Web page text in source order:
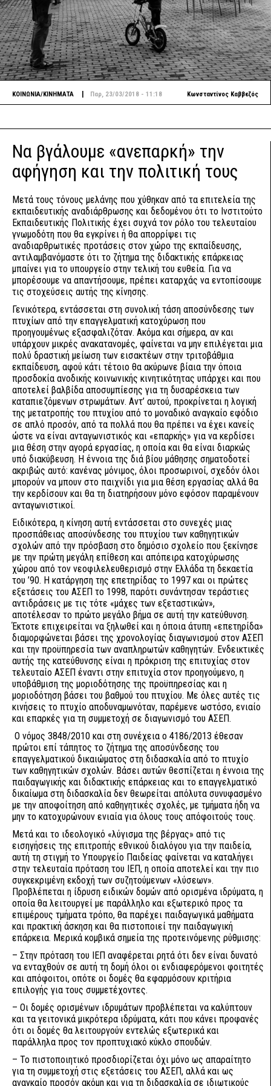
ΚΟΙΝΩΝΙΑ/ΚΙΝΗΜΑΤΑ Παρ, 23/03/2018 - 11:18 Κωνσταντίνος Καββεζός
Να βγάλουμε «ανεπαρκή» την
αφήγηση και την πολιτική τους
Μετά τους τόνους μελάνης που χύθηκαν από τα επιτελεία της
εκπαιδευτικής αναδιάρθρωσης και δεδομένου ότι το Ινστιτούτο
Εκπαιδευτικής Πολιτικής έχει συχνά τον ρόλο του τελευταίου
γνωμοδότη που θα εγκρίνει ή θα απορρίψει τις
αναδιαρθρωτικές προτάσεις στον χώρο της εκπαίδευσης,
αντιλαμβανόμαστε ότι το ζήτημα της διδακτικής επάρκειας
μπαίνει για το υπουργείο στην τελική του ευθεία. Για να
μπορέσουμε να απαντήσουμε, πρέπει καταρχάς να εντοπίσουμε
τις στοχεύσεις αυτής της κίνησης.
Γενικότερα, εντάσσεται στη συνολική τάση αποσύνδεσης των
πτυχίων από την επαγγελματική κατοχύρωση που
προηγουμένως εξασφαλιζόταν. Ακόμα και σήμερα, αν και
υπάρχουν μικρές ανακατανομές, φαίνεται να μην επιλέγεται μια
πολύ δραστική μείωση των εισακτέων στην τριτοβάθμια
εκπαίδευση, αφού κάτι τέτοιο θα ακύρωνε βίαια την όποια
προσδοκία ανοδικής κοινωνικής κινητικότητας υπάρχει και που
αποτελεί βαλβίδα αποσυμπίεσης για τη δυσαρέσκεια των
καταπιεζόμενων στρωμάτων. Αντ’ αυτού, προκρίνεται η λογική
της μετατροπής του πτυχίου από το μοναδικό αναγκαίο εφόδιο
σε απλό προσόν, από τα πολλά που θα πρέπει να έχει κανείς
ώστε να είναι ανταγωνιστικός και «επαρκής» για να κερδίσει
μια θέση στην αγορά εργασίας, η οποία και θα είναι διαρκώς
υπό διακύβευση. Η έννοια της διά βίου μάθησης σηματοδοτεί
ακριβώς αυτό: κανένας μόνιμος, όλοι προσωρινοί, σχεδόν όλοι
μπορούν να μπουν στο παιχνίδι για μια θέση εργασίας αλλά θα
την κερδίσουν και θα τη διατηρήσουν μόνο εφόσον παραμένουν
ανταγωνιστικοί.
Ειδικότερα, η κίνηση αυτή εντάσσεται στο συνεχές μιας
προσπάθειας αποσύνδεσης του πτυχίου των καθηγητικών
σχολών από την πρόσβαση στο δημόσιο σχολείο που ξεκίνησε
με την πρώτη μεγάλη επίθεση και απόπειρα κατοχύρωσης
χώρου από τον νεοφιλελευθερισμό στην Ελλάδα τη δεκαετία
του ’90. Η κατάργηση της επετηρίδας το 1997 και οι πρώτες
εξετάσεις του ΑΣΕΠ το 1998, παρότι συνάντησαν τεράστιες
αντιδράσεις με τις τότε «μάχες των εξεταστικών»,
αποτέλεσαν το πρώτο μεγάλο βήμα σε αυτή την κατεύθυνση.
Έκτοτε επιχειρείται να ξηλωθεί και η όποια άτυπη «επετηρίδα»
διαμορφώνεται βάσει της χρονολογίας διαγωνισμού στον ΑΣΕΠ
και την προϋπηρεσία των αναπληρωτών καθηγητών. Ενδεικτικές
αυτής της κατεύθυνσης είναι η πρόκριση της επιτυχίας στον
τελευταίο ΑΣΕΠ έναντι στην επιτυχία στον προηγούμενο, η
υποβάθμιση της μοριοδότησης της προϋπηρεσίας και η
μοριοδότηση βάσει του βαθμού του πτυχίου. Με όλες αυτές τις
κινήσεις το πτυχίο αποδυναμωνόταν, παρέμενε ωστόσο, ενιαίο
και επαρκές για τη συμμετοχή σε διαγωνισμό του ΑΣΕΠ.
Ο νόμος 3848/2010 και στη συνέχεια ο 4186/2013 έθεσαν
πρώτοι επί τάπητος το ζήτημα της αποσύνδεσης του
επαγγελματικού δικαιώματος στη διδασκαλία από το πτυχίο
των καθηγητικών σχολών. Βάσει αυτών θεσπίζεται η έννοια της
παιδαγωγικής και διδακτικής επάρκειας και το επαγγελματικό
δικαίωμα στη διδασκαλία δεν θεωρείται απόλυτα συνυφασμένο
με την αποφοίτηση από καθηγητικές σχολές, με τμήματα ήδη να
μην το κατοχυρώνουν ενιαία για όλους τους απόφοιτούς τους.
Μετά και το ιδεολογικό «λύγισμα της βέργας» από τις
εισηγήσεις της επιτροπής εθνικού διαλόγου για την παιδεία,
αυτή τη στιγμή το Υπουργείο Παιδείας φαίνεται να καταλήγει
στην τελευταία πρόταση του ΙΕΠ, η οποία αποτελεί και την πιο
συγκεκριμένη εκδοχή των συζητούμενων «λύσεων».
Προβλέπεται η ίδρυση ειδικών δομών από ορισμένα ιδρύματα, η
οποία θα λειτουργεί με παράλληλο και εξωτερικό προς τα
επιμέρους τμήματα τρόπο, θα παρέχει παιδαγωγικά μαθήματα
και πρακτική άσκηση και θα πιστοποιεί την παιδαγωγική
επάρκεια. Μερικά κομβικά σημεία της προτεινόμενης ρύθμισης:
– Στην πρόταση του ΙΕΠ αναφέρεται ρητά ότι δεν είναι δυνατό
να ενταχθούν σε αυτή τη δομή όλοι οι ενδιαφερόμενοι φοιτητές
και απόφοιτοι, οπότε οι δομές θα εφαρμόσουν κριτήρια
επιλογής για τους συμμετέχοντες.
– Οι δομές ορισμένων ιδρυμάτων προβλέπεται να καλύπτουν
και τα γειτονικά μικρότερα ιδρύματα, κάτι που κάνει προφανές
ότι οι δομές θα λειτουργούν εντελώς εξωτερικά και
παράλληλα προς τον προπτυχιακό κύκλο σπουδών.
– Το πιστοποιητικό προσδιορίζεται όχι μόνο ως απαραίτητο
για τη συμμετοχή στις εξετάσεις του ΑΣΕΠ, αλλά και ως
αναγκαίο προσόν ακόμη και για τη διδασκαλία σε ιδιωτικούς